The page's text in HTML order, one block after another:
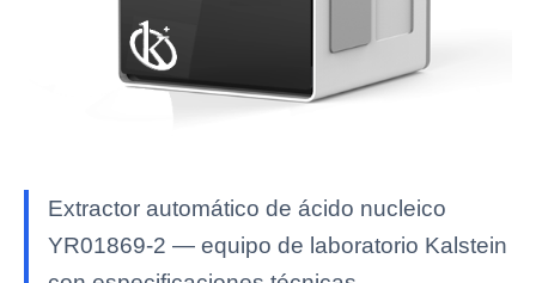
Extractor automático de ácido nucleico
YR01869-2 — equipo de laboratorio Kalstein